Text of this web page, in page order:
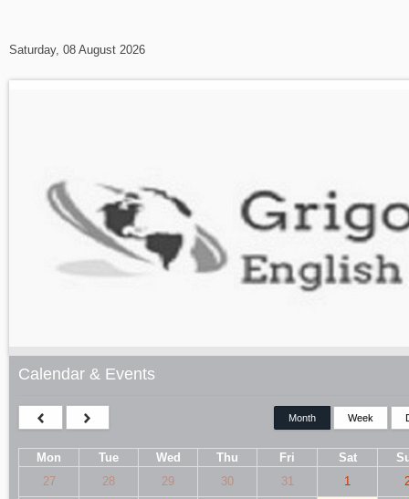
Saturday, 08 August 2026
Calendar & Events
Month Week
Mon Tue Wed Thu Fri Sat
27
28 29 30 31 1